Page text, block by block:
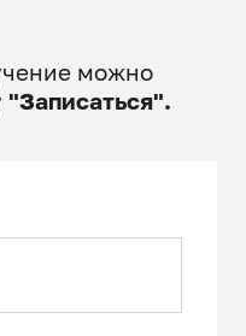
можно
"Записаться".